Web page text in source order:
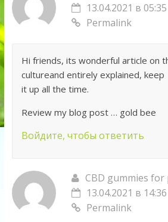
13.04.2021 в 05:35
Permalink
Hi friends, its wonderful article on
cultureand entirely explained, keep
it up all the time.
Review my blog post … gold bee
Войдите, чтобы ответить
CBD gummies for
13.04.2021 в 14:36
Permalink